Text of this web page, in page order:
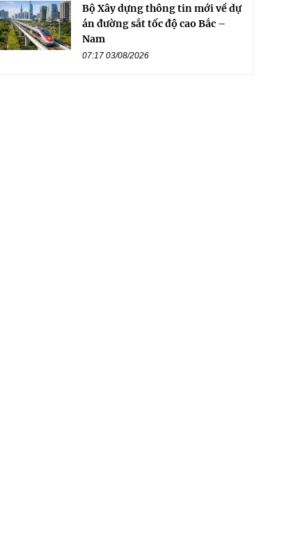
Bộ Xây dựng thông tin mới về dự
án đường sắt tốc độ cao Bắc –
Nam
07:17 03/08/2026